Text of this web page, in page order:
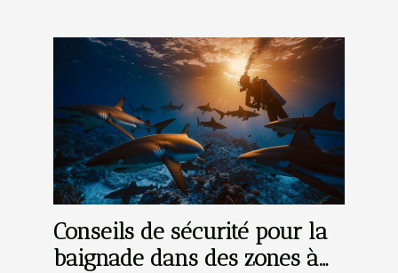
Conseils de sécurité pour la
baignade dans des zones à